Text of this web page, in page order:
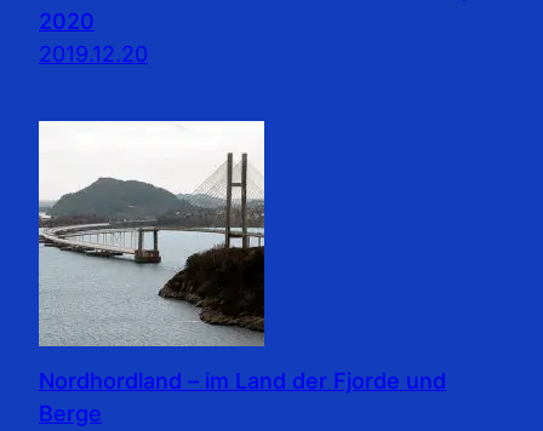
2020
2019.12.20
Nordhordland – im Land der Fjorde und
Berge